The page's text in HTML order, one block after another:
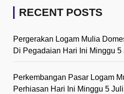
RECENT POSTS
Pergerakan Logam Mulia
Di Pegadaian Hari Ini Minggu 5
Perkembangan Pasar Logam
Perhiasan Hari Ini Minggu 5